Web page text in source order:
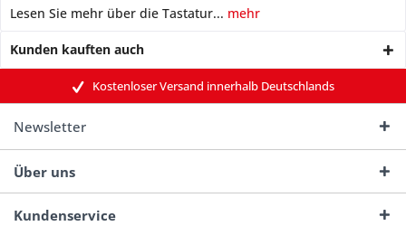
Lesen Sie mehr über die Tastatur... mehr
Kunden kauften auch
Kostenloser Versand innerhalb Deutschlands
Newsletter
Über uns
Kundenservice